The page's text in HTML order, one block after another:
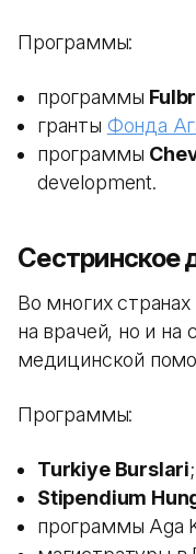
Программы:
программы
гранты Фонда
программы
development.
Сестринское
Во многих
на врачей, но и на
медицинской
Программы:
Turkiye Burslari;
Stipendium
программы Aga